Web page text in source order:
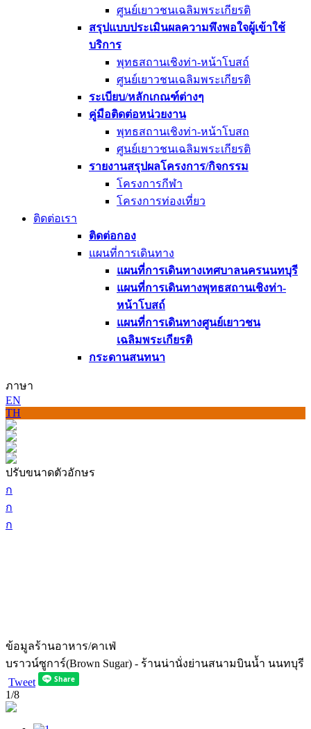
ศูนย์เยาวชนเฉลิมพระเกียรติ
สรุปแบบประเมินผลความพึงพอใจผู้เข้าใช้
บริการ
พุทธสถานเชิงท่า-หน้าโบสถ์
ศูนย์เยาวชนเฉลิมพระเกียรติ
ระเบียบ/หลักเกณฑ์ต่างๆ
คู่มือติดต่อหน่วยงาน
พุทธสถานเชิงท่า-หน้าโบสถ
ศูนย์เยาวชนเฉลิมพระเกียรติ
รายงานสรุปผลโครงการ/กิจกรรม
โครงการกีฬา
โครงการท่องเที่ยว
ติดต่อเรา
ติดต่อกอง
แผนที่การเดินทาง
แผนที่การเดินทางเทศบาลนครนนทบุรี
แผนที่การเดินทางพุทธสถานเชิงท่า-
หน้าโบสถ์
แผนที่การเดินทางศูนย์เยาวชน
เฉลิมพระเกียรติ
กระดานสนทนา
ภาษา
EN
TH
ปรับขนาดตัวอักษร
ก
ก
ก
ข้อมูลร้านอาหาร/คาเฟ่
บราวน์ซูการ์(Brown Sugar) - ร้านน่านั่งย่านสนามบินน้ำ นนทบุรี
Tweet
1/8